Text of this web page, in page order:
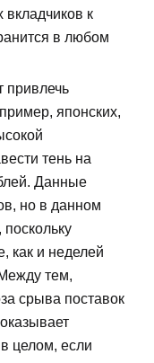
вкладчиков к
в любом
привлечь
японских,
тень на
Данные
но в данном
поскольку
как и неделей
тем,
срыва поставок
целом, если